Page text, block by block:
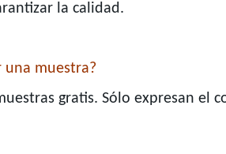
la calidad.
muestra?
gratis. Sólo expresan el